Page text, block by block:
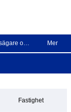
Fastighetsägare och BRF Mer
Fastighet